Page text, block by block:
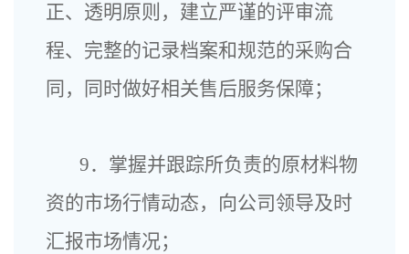
正、透明原则，建立严谨的评审流
程、完整的记录档案和规范的采购合
同，同时做好相关售后服务保障；
9．掌握并跟踪所负责的原材料物
资的市场行情动态，向公司领导及时
汇报市场情况；